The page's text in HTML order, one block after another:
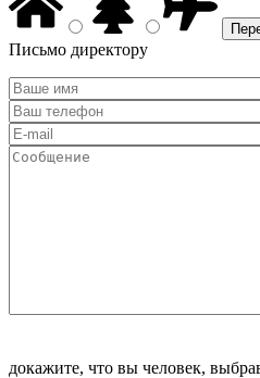
Письмо директору
докажите, что вы человек,